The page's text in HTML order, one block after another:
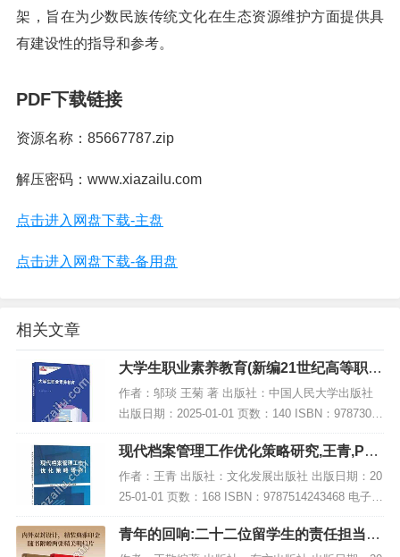
架，旨在为少数民族传统文化在生态资源维护方面提供具
有建设性的指导和参考。
PDF下载链接
资源名称：85667787.zip
解压密码：www.xiazailu.com
点击进入网盘下载-主盘
点击进入网盘下载-备用盘
相关文章
大学生职业素养教育(新编21世纪高等职业
教育精品教材·通识课系列),PDF下载
作者：邬琰 王菊 著 出版社：中国人民大学出版社
出版日期：2025-01-01 页数：140 ISBN：97873003
29963 电子书大小：221MB [高清扫描版PDF格式]
内容简...
现代档案管理工作优化策略研究,王青,PDF
电子书网盘下载
作者：王青 出版社：文化发展出版社 出版日期：20
25-01-01 页数：168 ISBN：9787514243468 电子书
大小：264MB [高清扫描版PDF格式] 内容简介 书
名：《现...
青年的回响:二十二位留学生的责任担当
(精装),PDF下载